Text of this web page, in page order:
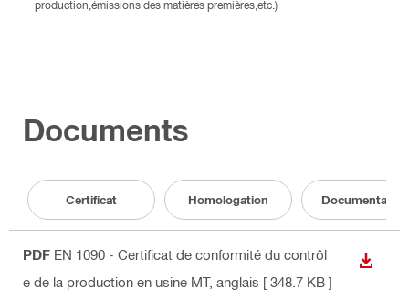
production,émissions des matières premières,etc.)
Documents
Certificat Homologation Documentation
PDF EN 1090 - Certificat de conformité du contrôl
e de la production en usine MT, anglais [ 348.7 KB ]